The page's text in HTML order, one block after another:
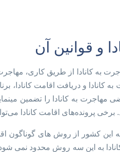
و قوانین آن
به کانادا از طریق کاری،
و دریافت اقامت کانادا،
مهاجرت به کانادا را تضمین
برخی پرونده‌های اقامت کانادا
کشور از روش های گوناگون
این سه روش محدود نمی شود.